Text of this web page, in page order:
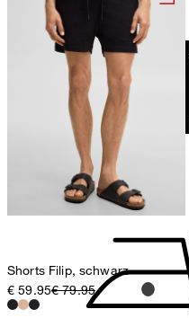
nicht Trommeltrocknen
contact@strellson.com
Produzent
Strellson AG
Sonnenwiesenstrasse 21
8280 Kreuzlingen
Shorts Filip, schwarz
€ 59.95€ 79.95